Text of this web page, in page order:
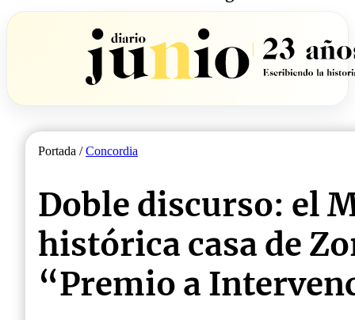
Portada /Concordia
Doble discurso: el
histórica casa de
“Premio a